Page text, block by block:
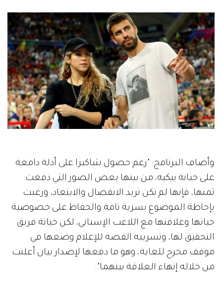
وأضاف البرنامج: "رغم حصول شاكيرا على أدلة دامغة
على خيانة بيكيه، من بينها بعض الصور التي دفعت
ثمنها، فإنها لم تكن تريد الانفصال والابتعاد، ورغبت
بإحاطة الموضوع بسرية تامة والحفاظ على خصوصية
حياتها وعلاقتها مع اللاعب الإسباني، لكن خيانة فريق
التحقيق لها، وتسريبه القصة للإعلام وضعها في
موقف محرج للغاية، وهو ما دفعها لإصدار بيان أعلنت
من خلاله إنهاء العلاقة بينهما".